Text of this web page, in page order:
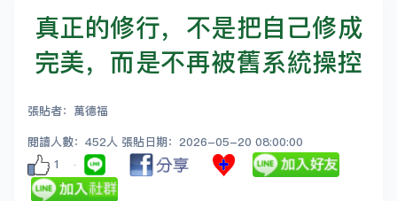
真正的修行，不是把自己修成
完美，而是不再被舊系統操控
張貼者：萬德福
閱讀人數：452人 張貼日期：2026-05-20 08:00:00
1